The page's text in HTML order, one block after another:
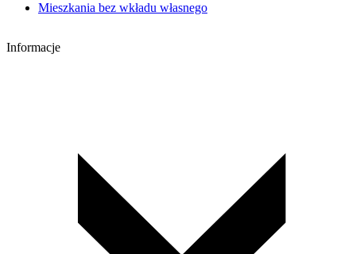
Mieszkania bez wkładu własnego
Informacje